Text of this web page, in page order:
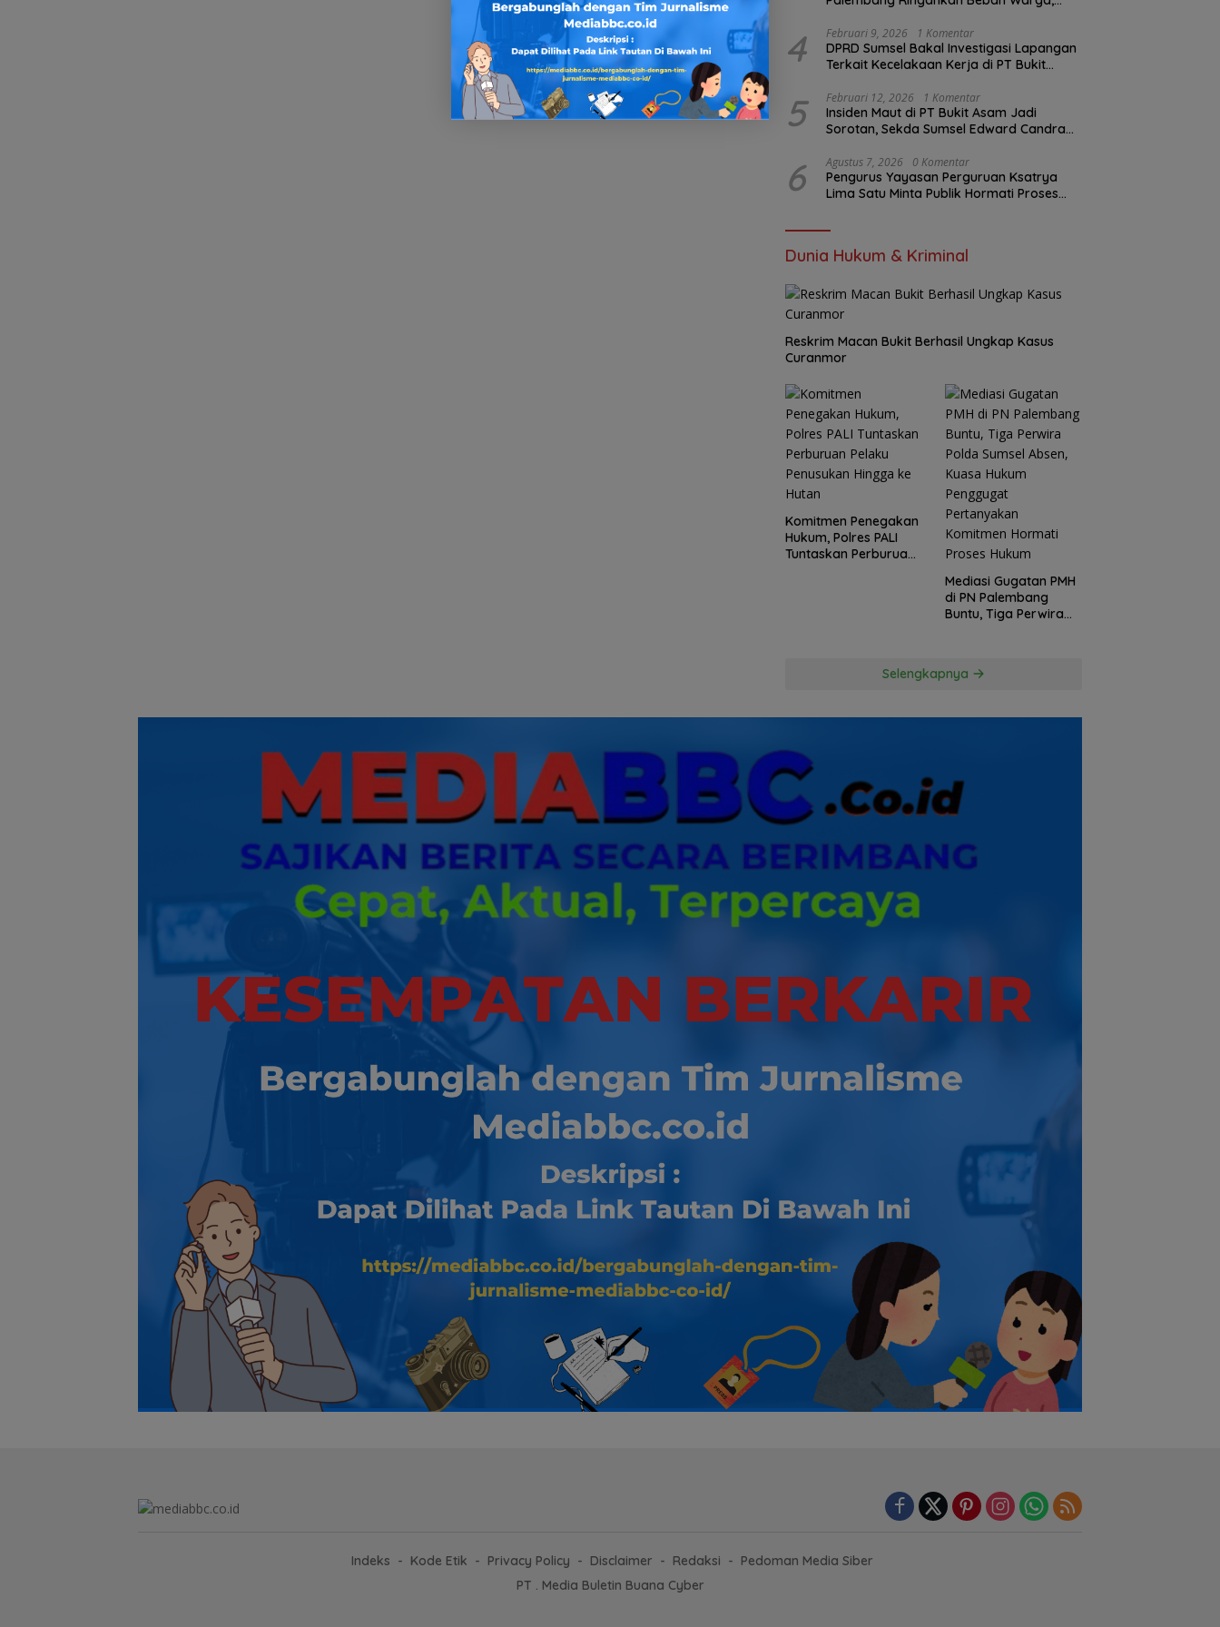
4 Februari 9, 2026 1 Komentar
DPRD Sumsel Bakal Investigasi Lapangan
Terkait Kecelakaan Kerja di PT Bukit
5 Februari 12, 2026 1 Komentar
Insiden Maut di PT Bukit Asam Jadi
Sorotan, Sekda Sumsel Edward Candra
6 Agustus 7, 2026 0 Komentar
Pengurus Yayasan Perguruan Ksatrya
Lima Satu Minta Publik Hormati Proses
Dunia Hukum & Kriminal
Reskrim Macan Bukit Berhasil Ungkap Kasus
Curanmor
Komitmen Penegakan
Hukum, Polres PALI
Tuntaskan Perburuan
Mediasi Gugatan PMH
di PN Palembang
Buntu, Tiga Perwira
Pertanyakan
Selengkapnya
Indeks Kode Etik Privacy Policy Disclaimer Redaksi
Pedoman Media Siber
PT . Media Buletin Buana Cyber